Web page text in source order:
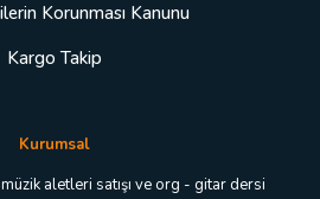
Korunması Kanunu
Kargo Takip
Kurumsal
aletleri satışı ve org - gitar dersi